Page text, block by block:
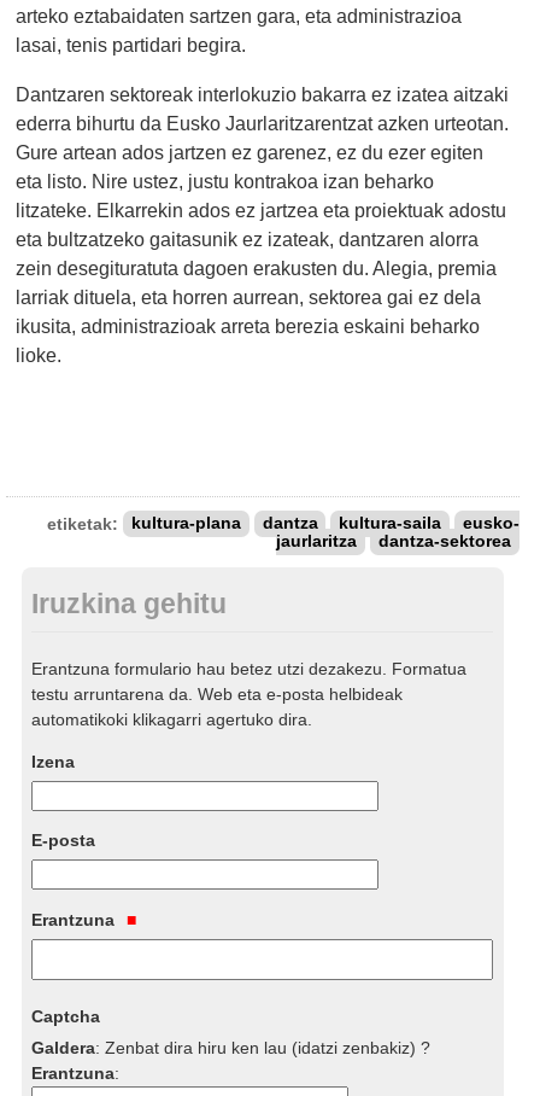
arteko eztabaidaten sartzen gara, eta administrazioa
lasai, tenis partidari begira.
Dantzaren sektoreak interlokuzio bakarra ez izatea aitzaki
ederra bihurtu da Eusko Jaurlaritzarentzat azken urteotan.
Gure artean ados jartzen ez garenez, ez du ezer egiten
eta listo. Nire ustez, justu kontrakoa izan beharko
litzateke. Elkarrekin ados ez jartzea eta proiektuak adostu
eta bultzatzeko gaitasunik ez izateak, dantzaren alorra
zein desegituratuta dagoen erakusten du. Alegia, premia
larriak dituela, eta horren aurrean, sektorea gai ez dela
ikusita, administrazioak arreta berezia eskaini beharko
lioke.
etiketak: kultura-plana dantza kultura-saila
eusko-
jaurlaritza
dantza-sektorea
Iruzkina gehitu
Erantzuna formulario hau betez utzi dezakezu. Formatua
testu arruntarena da. Web eta e-posta helbideak
automatikoki klikagarri agertuko dira.
Izena
E-posta
Erantzuna
Captcha
Galdera:Zenbat dira hiru ken lau (idatzi zenbakiz) ?
Erantzuna: